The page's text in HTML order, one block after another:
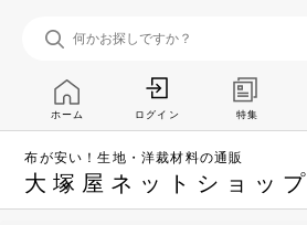
布が安い！生地・洋裁材料の通販
大塚屋ネットショップ
ホーム ログイン 特集